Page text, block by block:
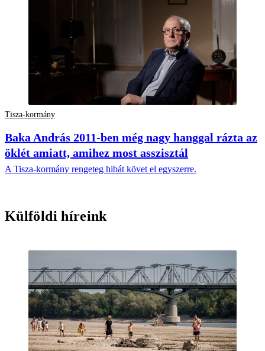
Tisza-kormány
Baka András 2011-ben még nagy hanggal rázta az
öklét amiatt, amihez most asszisztál
A Tisza-kormány rengeteg hibát követ el egyszerre.
Külföldi híreink